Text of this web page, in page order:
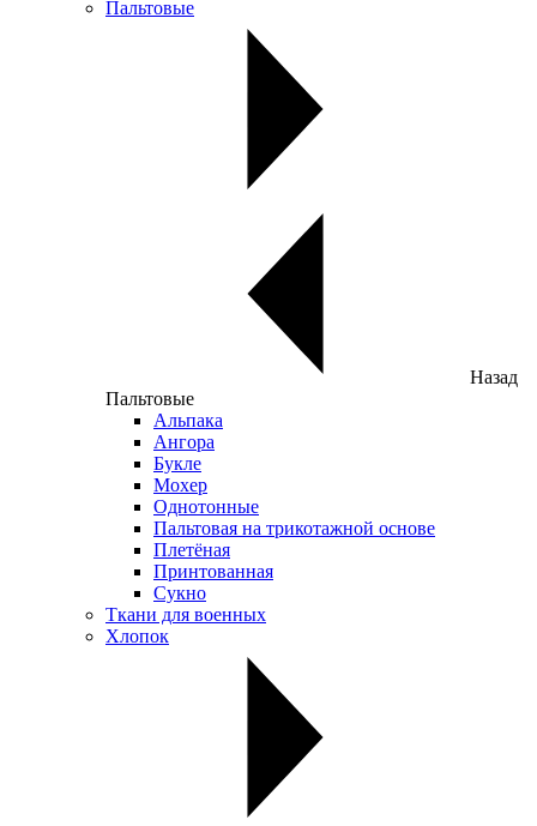
Пальтовые
Назад
Пальтовые
Альпака
Ангора
Букле
Мохер
Однотонные
Пальтовая на трикотажной основе
Плетёная
Принтованная
Сукно
Ткани для военных
Хлопок